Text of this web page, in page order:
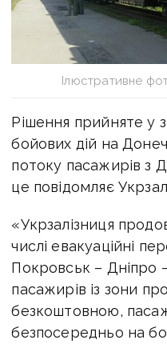
Ілюстративне
Рішення прийняте у
бойових дій на
потоку пасажирів з
це повідомляє
«Укрзалізниця
числі евакуаційні
Покровськ – Дніпро
пасажирів із зони
безкоштовною,
безпосередньо на